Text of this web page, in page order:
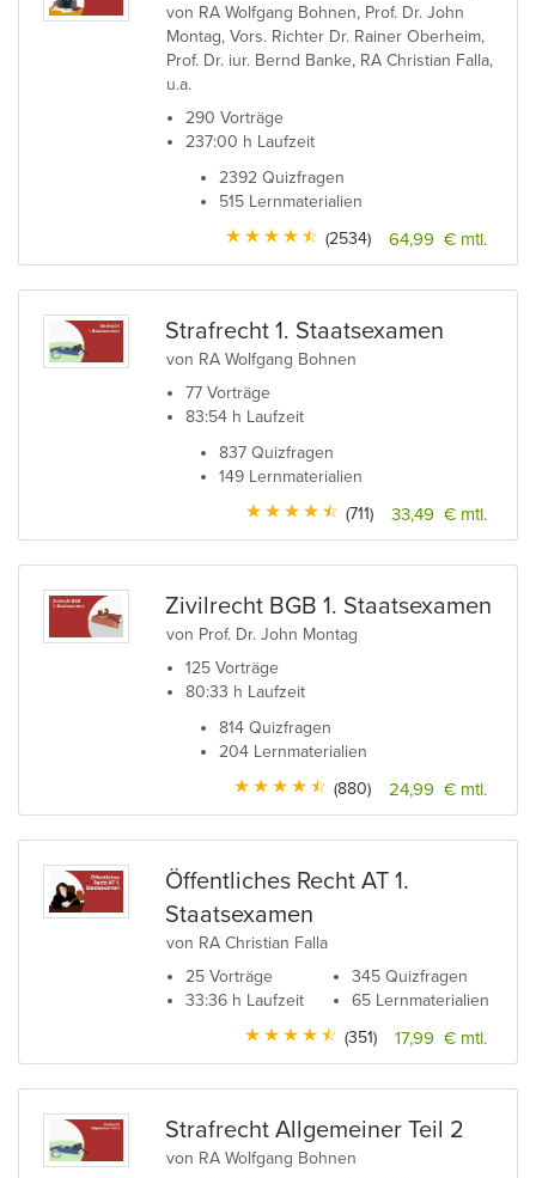
von RA Wolfgang Bohnen, Prof. Dr. John
Montag, Vors. Richter Dr. Rainer Oberheim,
Prof. Dr. iur. Bernd Banke, RA Christian Falla,
u.a.
290 Vorträge
237:00 h Laufzeit
2392 Quizfragen
515 Lernmaterialien
64,99 € mtl.
(2534)
Strafrecht 1. Staatsexamen
von RA Wolfgang Bohnen
77 Vorträge
83:54 h Laufzeit
837 Quizfragen
149 Lernmaterialien
33,49 € mtl.
(711)
Zivilrecht BGB 1. Staatsexamen
von Prof. Dr. John Montag
125 Vorträge
80:33 h Laufzeit
814 Quizfragen
204 Lernmaterialien
24,99 € mtl.
(880)
Öffentliches Recht AT 1.
Staatsexamen
von RA Christian Falla
25 Vorträge
33:36 h Laufzeit
345 Quizfragen
65 Lernmaterialien
17,99 € mtl.
(351)
Strafrecht Allgemeiner Teil 2
von RA Wolfgang Bohnen